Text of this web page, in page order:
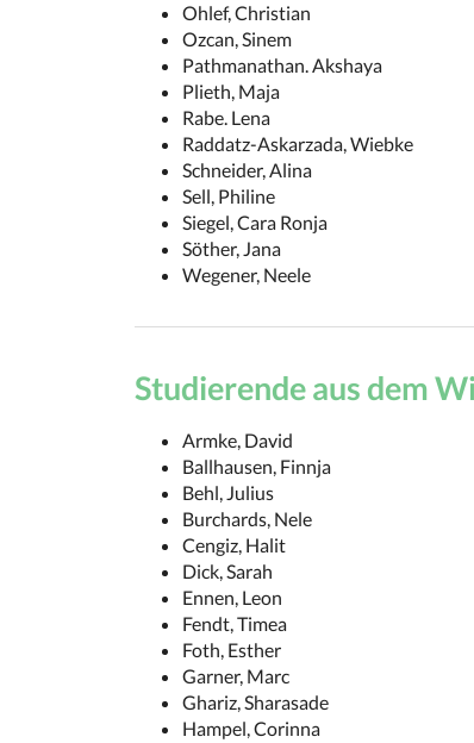
Ohlef, Christian
Ozcan, Sinem
Pathmanathan. Akshaya
Plieth, Maja
Rabe. Lena
Raddatz-Askarzada, Wiebke
Schneider, Alina
Sell, Philine
Siegel, Cara Ronja
Söther, Jana
Wegener, Neele
Studierende aus dem
Armke, David
Ballhausen, Finnja
Behl, Julius
Burchards, Nele
Cengiz, Halit
Dick, Sarah
Ennen, Leon
Fendt, Timea
Foth, Esther
Garner, Marc
Ghariz, Sharasade
Hampel, Corinna